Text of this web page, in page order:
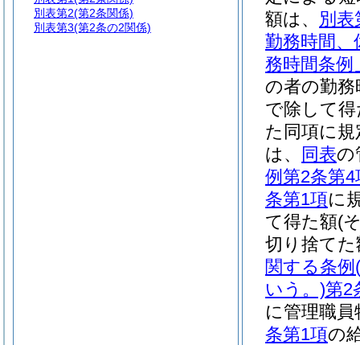
額は、 別表
勤務時間、
務時間条
の者の勤務
で除して
た同項に
は、
同表の
例第2条第4
条第1項に
て得た額(
切り捨てた
関する条例
いう。)第2
に管理職
条第1項の
別表第2(第2条関係)
別表第3(第2条の2関係)